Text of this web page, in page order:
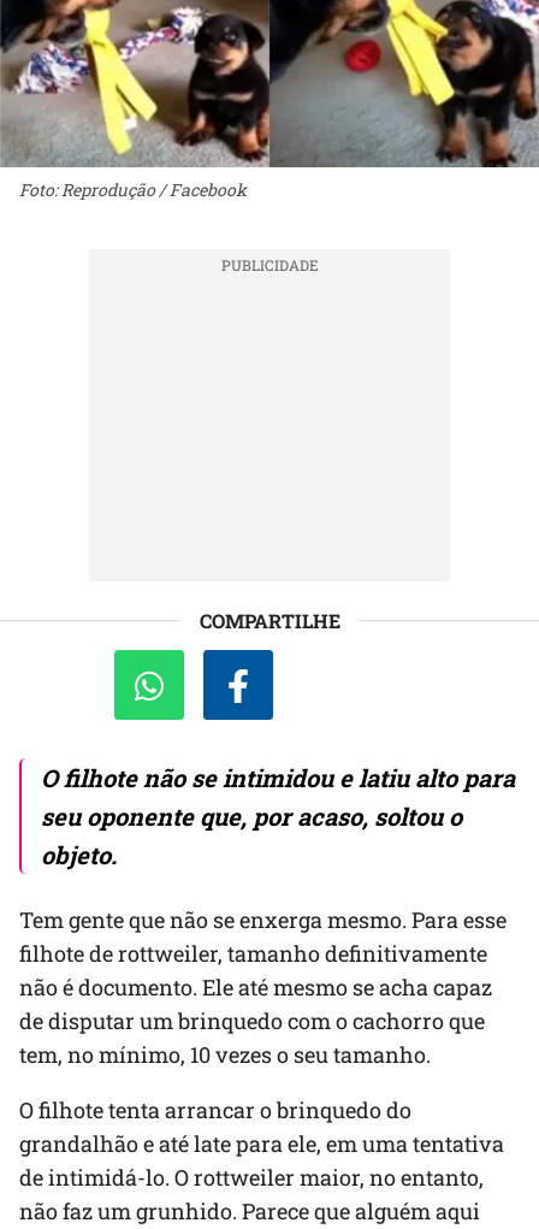
Foto: Reprodução / Facebook
COMPARTILHE
O filhote não se intimidou e latiu alto para
seu oponente que, por acaso, soltou o
objeto.
Tem gente que não se enxerga mesmo. Para esse
filhote de rottweiler, tamanho definitivamente
não é documento. Ele até mesmo se acha capaz
de disputar um brinquedo com o cachorro que
tem, no mínimo, 10 vezes o seu tamanho.
O filhote tenta arrancar o brinquedo do
grandalhão e até late para ele, em uma tentativa
de intimidá-lo. O rottweiler maior, no entanto,
não faz um grunhido. Parece que alguém aqui